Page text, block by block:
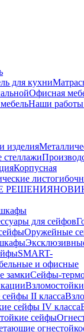
для кухни
Офисная
Наши работы
изделия
стеллажи
Корпусная
РЕШЕНИЯ
для сейфов
Оружейные
SMART-
и офисные
замкиСейфы-
II класса
сейфы IV класса
сейфы